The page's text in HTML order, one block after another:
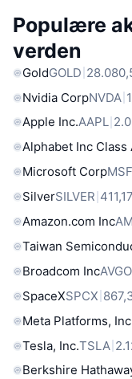
Populære
verden
GoldGOLD
Nvidia CorpNVDA
Apple Inc.AAPL
Alphabet Inc Class
Microsoft Corp
SilverSILVER
Amazon.com Inc
Taiwan
Broadcom IncAVGO
SpaceXSPCX
Meta Platforms,
Tesla, Inc.TSLA
Berkshire